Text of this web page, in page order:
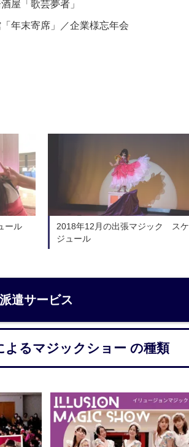
屋「歌芸夢者」
年末寄席」／企業様忘年会
ール
2018年12月の出張マジック スケ
ジュール
遣サービス
よるマジックショー の種類